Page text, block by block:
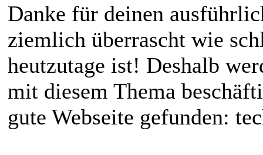
Danke für deinen
ziemlich überrascht wie
heutzutage ist! Deshalb
mit diesem Thema
gute Webseite gefunden: